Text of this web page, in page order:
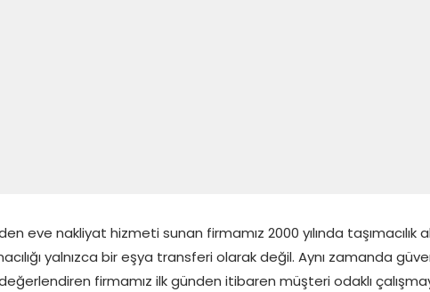
eve nakliyat hizmeti sunan firmamız 2000 yılında
yalnızca bir eşya transferi olarak değil. Aynı zamanda
firmamız ilk günden itibaren müşteri odaklı